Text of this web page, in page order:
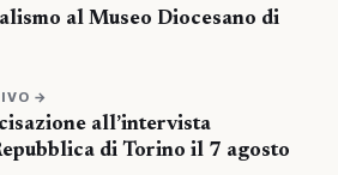
al Museo Diocesano di
→
all’intervista
di Torino il 7 agosto